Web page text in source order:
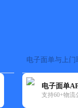
电子面单与上门
电子面单
支持60+物流
快递网